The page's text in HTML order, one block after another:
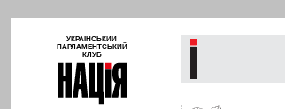
УКРАЇНСЬКИЙ
ПАРЛАМЕНТСЬКИЙ
КЛУБ